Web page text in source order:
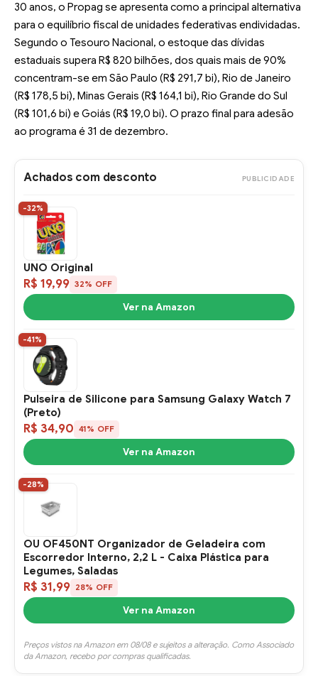
30 anos, o Propag se apresenta como a principal alternativa
para o equilíbrio fiscal de unidades federativas endividadas.
Segundo o Tesouro Nacional, o estoque das dívidas
estaduais supera R$ 820 bilhões, dos quais mais de 90%
concentram-se em São Paulo (R$ 291,7 bi), Rio de Janeiro
(R$ 178,5 bi), Minas Gerais (R$ 164,1 bi), Rio Grande do Sul
(R$ 101,6 bi) e Goiás (R$ 19,0 bi). O prazo final para adesão
ao programa é 31 de dezembro.
Achados com desconto PUBLICIDADE
-32%
UNO Original
R$ 19,99 32% OFF
Ver na Amazon
-41%
Pulseira de Silicone para Samsung Galaxy Watch 7
(Preto)
R$ 34,90 41% OFF
Ver na Amazon
-28%
OU OF450NT Organizador de Geladeira com
Escorredor Interno, 2,2 L - Caixa Plástica para
Legumes, Saladas
R$ 31,99 28% OFF
Ver na Amazon
Preços vistos na Amazon em 08/08 e sujeitos a alteração. Como Associado
da Amazon, recebo por compras qualificadas.